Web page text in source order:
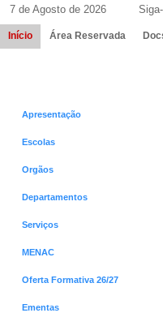
7 de Agosto de 2026 Siga-
Início Área Reservada
Apresentação
Escolas
Orgãos
Departamentos
Serviços
MENAC
Oferta Formativa 26/27
Ementas